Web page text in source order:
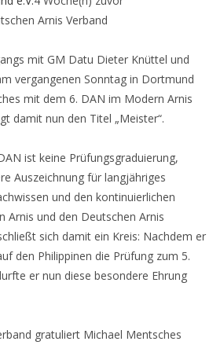
Arnis Verband
mit GM Datu Dieter Knüttel und
vergangenen Sonntag in Dortmund
mit dem 6. DAN im Modern Arnis
damit nun den Titel „Meister“.
ist keine Prüfungsgraduierung,
Auszeichnung für langjähriges
und den kontinuierlichen
Arnis und den Deutschen Arnis
sich damit ein Kreis: Nachdem er
den Philippinen die Prüfung zum 5.
er nun diese besondere Ehrung
gratuliert Michael Mentsches